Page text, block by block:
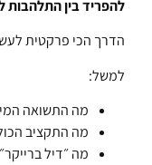
להפריד בין התלהבות
הדרך הכי פרקטית
למשל:
מה התשואה
מה התקציב
מה ״דיל